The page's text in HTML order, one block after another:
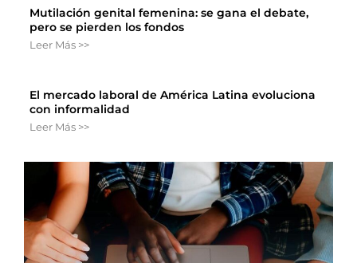
Mutilación genital femenina: se gana el debate,
pero se pierden los fondos
Leer Más >>
El mercado laboral de América Latina evoluciona
con informalidad
Leer Más >>